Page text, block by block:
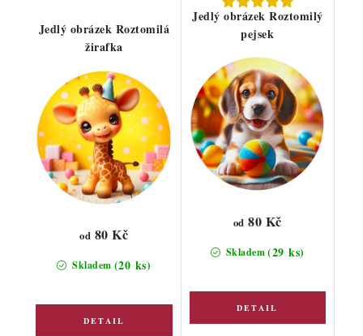
Jedlý obrázek Roztomilá
žirafka
Skladem (20 ks)
od 80 Kč
Jedlý obrázek Roztomilý
pejsek
Skladem(29 ks)
od 80 Kč